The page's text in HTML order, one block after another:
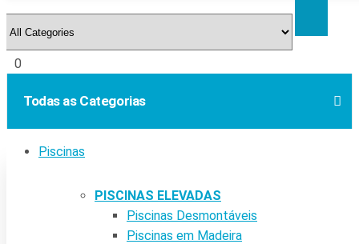
0
Todas as Categorias
Piscinas
PISCINAS ELEVADAS
Piscinas Desmontáveis
Piscinas em Madeira